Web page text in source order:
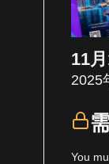
11
2025
You